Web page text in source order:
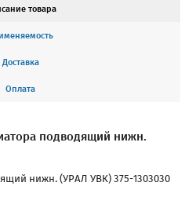
товара
Доставка
Оплата
подводящий нижн.
нижн. (УРАЛ УВК) 375-1303030